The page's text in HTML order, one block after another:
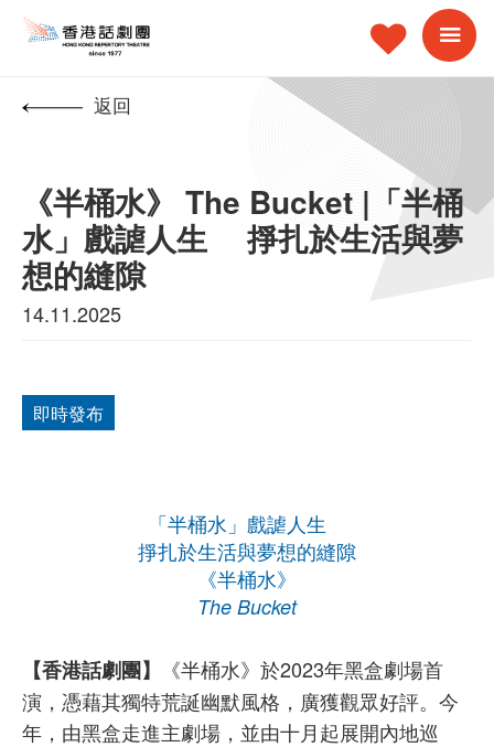
返回
《半桶水》 The Bucket |「半桶
水」戲謔人生 掙扎於生活與夢
想的縫隙
14.11.2025
即時發布
「半桶水」戲謔人生
掙扎於生活與夢想的縫隙
《半桶水》
The Bucket
【香港話劇團】
《半桶水》於2023年黑盒劇場首
演，憑藉其獨特荒誕幽默風格，廣獲觀眾好評。今
年，由黑盒走進主劇場，並由十月起展開內地巡